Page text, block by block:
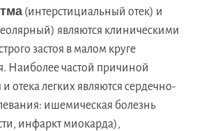
(интерстициальный отек) и
являются клиническими
застоя в малом круге
Наиболее частой причиной
отека легких являются сердечно-
ишемическая болезнь
инфаркт миокарда),